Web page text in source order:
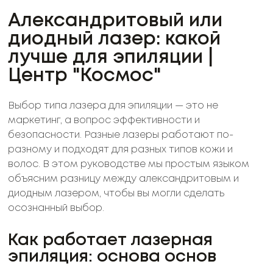
Александритовый или
диодный лазер: какой
лучше для эпиляции |
Центр "Космос"
Выбор типа лазера для эпиляции — это не
маркетинг, а вопрос эффективности и
безопасности. Разные лазеры работают по-
разному и подходят для разных типов кожи и
волос. В этом руководстве мы простым языком
объясним разницу между александритовым и
диодным лазером, чтобы вы могли сделать
осознанный выбор.
Как работает лазерная
эпиляция: основа основ